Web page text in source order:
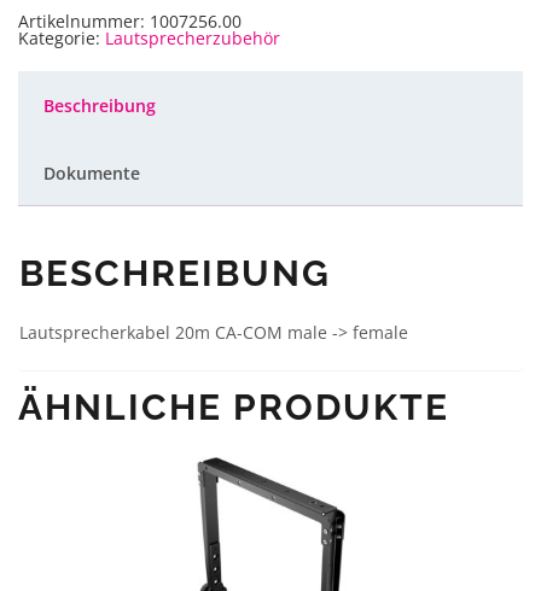
DO20
CA-
COM
Artikelnummer: 1007256.00
Kategorie: Lautsprecherzubehör
Beschreibung
Dokumente
BESCHREIBUNG
Lautsprecherkabel 20m CA-COM male -> female
ÄHNLICHE PRODUKTE